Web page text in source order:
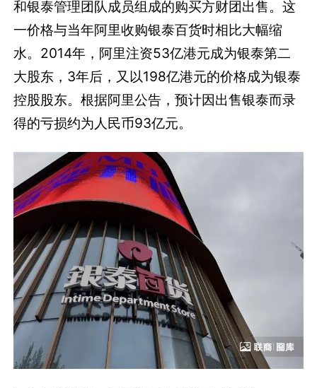
和银泰管理团队成员组成的购买方财团出售。这
一价格与当年阿里收购银泰百货时相比大幅缩
水。2014年，阿里注资53亿港元成为银泰第二
大股东，3年后，又以198亿港元的价格成为银泰
控股股东。根据阿里公告，预计因出售银泰而录
得的亏损约为人民币93亿元。